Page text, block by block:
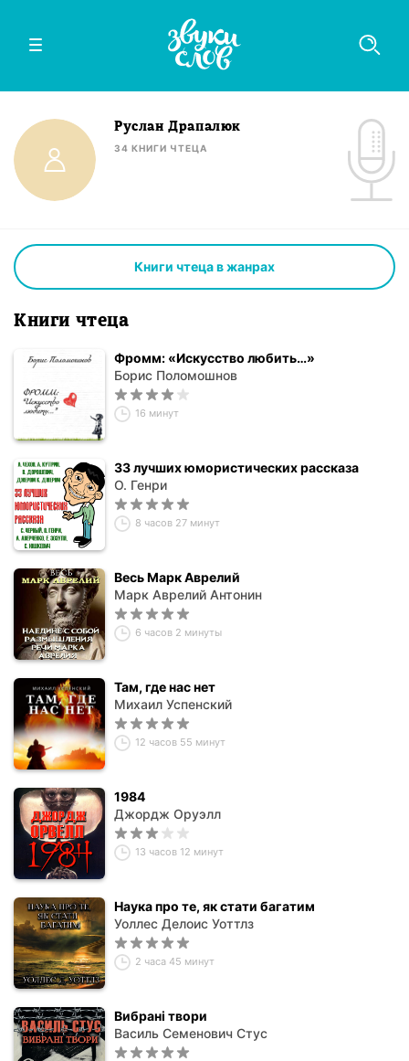
Руслан Драпалюк
34 КНИГИ ЧТЕЦА
Книги чтеца в жанрах
Книги чтеца
Фромм: «Искусство любить…»
Борис Поломошнов
16 минут
33 лучших юмористических рассказа
О. Генри
8 часов 27 минут
Весь Марк Аврелий
Марк Аврелий Антонин
6 часов 2 минуты
Там, где нас нет
Михаил Успенский
12 часов 55 минут
1984
Джордж Оруэлл
13 часов 12 минут
Наука про те, як стати багатим
Уоллес Делоис Уоттлз
2 часа 45 минут
Вибрані твори
Василь Семенович Стус